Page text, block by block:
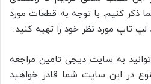
ذکر کنیم. با توجه به قطعات مورد
لپ تاپ مورد نظر خود را تهیه کنید.
به سایت دیجی تامین مراجعه
در این سایت شما قادر خواهید